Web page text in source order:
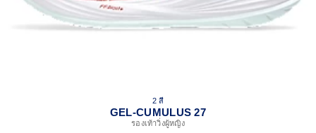
2 สี
GEL-CUMULUS 27
รองเท้าวิ่งผู้หญิง